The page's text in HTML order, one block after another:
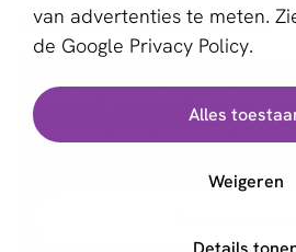
van advertenties te meten.
de Google Privacy Policy.
Alles
Weigeren
Schrijf je in voor de nieuwsbrief
Welke provider past bij
Maak het jezelf makkelijk: gebruik